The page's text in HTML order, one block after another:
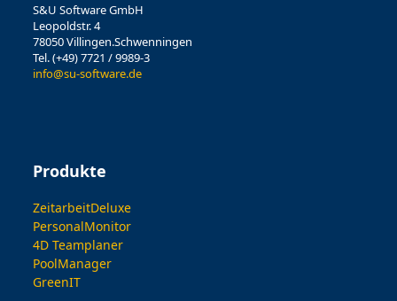
S&U Software GmbH
Leopoldstr. 4
78050 Villingen.Schwenningen
Tel. (+49) 7721 / 9989-3
info@su-software.de
Produkte
ZeitarbeitDeluxe
PersonalMonitor
4D Teamplaner
PoolManager
GreenIT